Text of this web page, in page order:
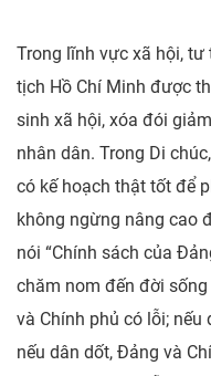
Trong lĩnh vực xã hội, tư
tịch Hồ Chí Minh được
sinh xã hội, xóa đói
nhân dân. Trong Di
có kế hoạch thật tốt để
không ngừng nâng cao
nói “Chính sách của
chăm nom đến đời
và Chính phủ có lỗi; nếu
nếu dân dốt, Đảng và